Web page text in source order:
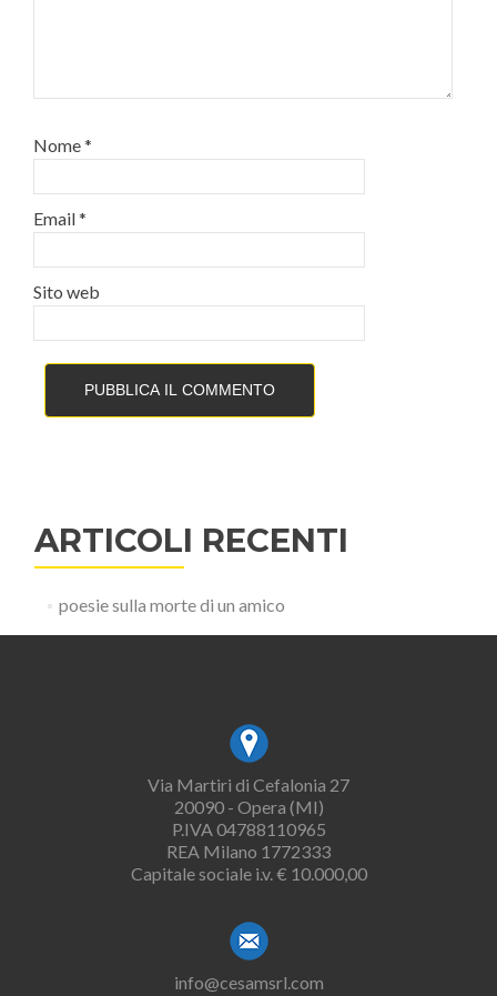
Nome*
Email*
Sito web
ARTICOLI RECENTI
poesie sulla morte di un amico
Via Martiri di Cefalonia 27
20090 - Opera (MI)
P.IVA 04788110965
REA Milano 1772333
Capitale sociale i.v. € 10.000,00
info@cesamsrl.com